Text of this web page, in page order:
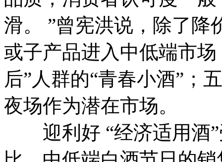
滑。 ”曾宪洪说，除了降
或子产品进入中低端市
后”人群的“青春小酒”；
夜场作为潜在市场。
迎利好 “经济适用酒”